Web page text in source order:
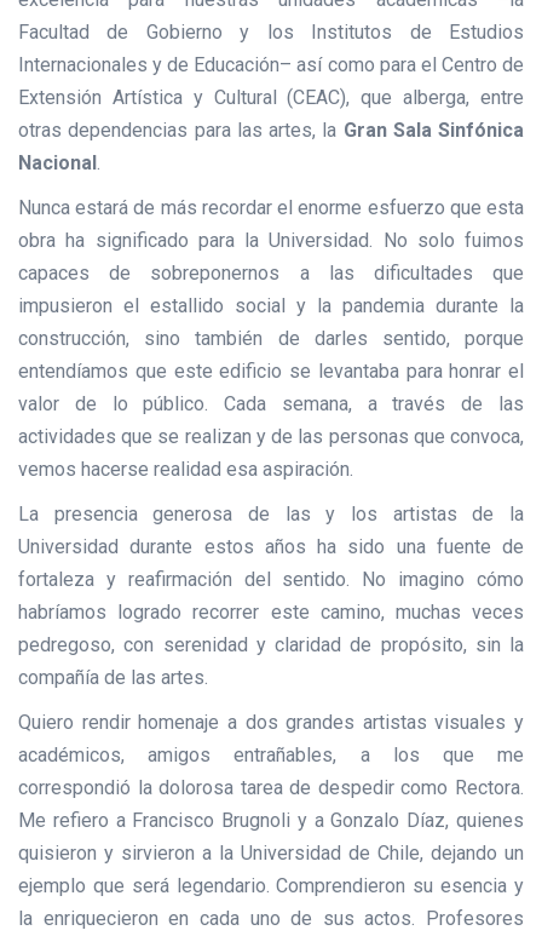
Facultad de Gobierno y los Institutos de Estudios
Internacionales y de Educación– así como para el Centro de
Extensión Artística y Cultural (CEAC), que alberga, entre
otras dependencias para las artes, la Gran Sala Sinfónica
Nacional .
Nunca estará de más recordar el enorme esfuerzo que esta
obra ha significado para la Universidad. No solo fuimos
capaces de sobreponernos a las dificultades que
impusieron el estallido social y la pandemia durante la
construcción, sino también de darles sentido, porque
entendíamos que este edificio se levantaba para honrar el
valor de lo público. Cada semana, a través de las
actividades que se realizan y de las personas que convoca,
vemos hacerse realidad esa aspiración.
La presencia generosa de las y los artistas de la
Universidad durante estos años ha sido una fuente de
fortaleza y reafirmación del sentido. No imagino cómo
habríamos logrado recorrer este camino, muchas veces
pedregoso, con serenidad y claridad de propósito, sin la
compañía de las artes.
Quiero rendir homenaje a dos grandes artistas visuales y
académicos, amigos entrañables, a los que me
correspondió la dolorosa tarea de despedir como Rectora.
Me refiero a Francisco Brugnoli y a Gonzalo Díaz, quienes
quisieron y sirvieron a la Universidad de Chile, dejando un
ejemplo que será legendario. Comprendieron su esencia y
la enriquecieron en cada uno de sus actos. Profesores